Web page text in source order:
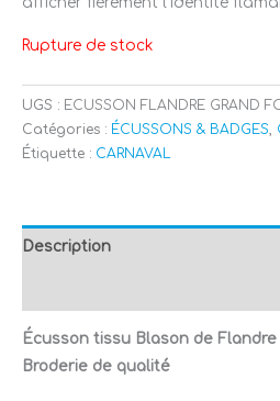
Rupture de stock
UGS : ECUSSON FLANDRE GRAND
Catégories : ÉCUSSONS & BADGES
Étiquette : CARNAVAL
Description
Écusson tissu Blason de Flandre
Broderie de qualité